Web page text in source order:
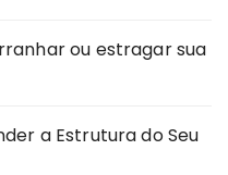
ou estragar sua
a Estrutura do Seu